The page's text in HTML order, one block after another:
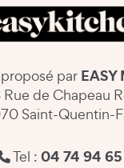
par EASY
Rue de Chapeau
Saint-Quentin-
Tel : 04 74 94